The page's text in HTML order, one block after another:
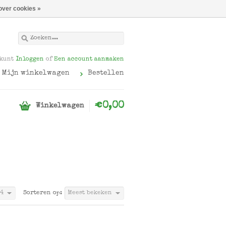
kunt Inloggen of Een account aanmaken
Mijn winkelwagen Bestellen
Winkelwagen €0,00
Sorteren op: Meest bekeken
cookies »